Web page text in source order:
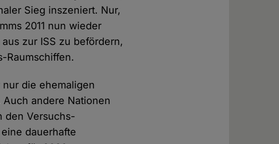
Sieg inszeniert. Nur,
2011 nun wieder
zur ISS zu befördern,
Raumschiffen.
die ehemaligen
andere Nationen
den Versuchs-
dauerhafte